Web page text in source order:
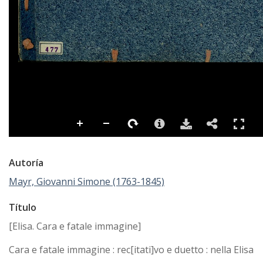
Autoría
Mayr, Giovanni Simone (1763-1845)
Título
[Elisa. Cara e fatale immagine]
Cara e fatale immagine : rec[itati]vo e duetto : nella Elisa